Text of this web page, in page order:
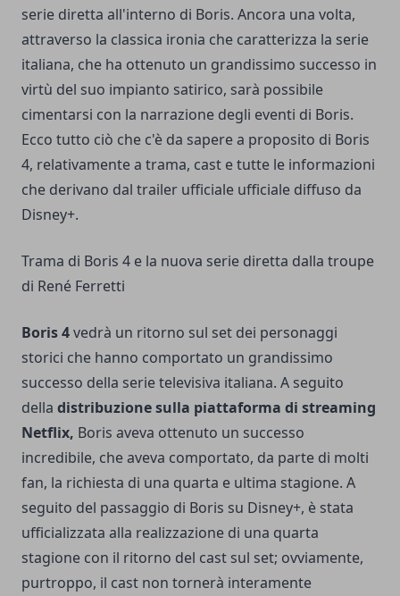
serie diretta all'interno di Boris. Ancora una volta,
attraverso la classica ironia che caratterizza la serie
italiana, che ha ottenuto un grandissimo successo in
virtù del suo impianto satirico, sarà possibile
cimentarsi con la narrazione degli eventi di Boris.
Ecco tutto ciò che c'è da sapere a proposito di Boris
4, relativamente a trama, cast e tutte le informazioni
che derivano dal trailer ufficiale ufficiale diffuso da
Disney+.
Trama di Boris 4 e la nuova serie diretta dalla troupe
di René Ferretti
Boris 4vedrà un ritorno sul set dei personaggi
storici che hanno comportato un grandissimo
successo della serie televisiva italiana. A seguito
della distribuzione sulla piattaforma di streaming
Netflix, Boris aveva ottenuto un successo
incredibile, che aveva comportato, da parte di molti
fan, la richiesta di una quarta e ultima stagione. A
seguito del passaggio di Boris su Disney+, è stata
ufficializzata alla realizzazione di una quarta
stagione con il ritorno del cast sul set; ovviamente,
purtroppo, il cast non tornerà interamente